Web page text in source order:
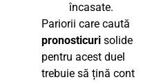
încasate.
Pariorii care caută
pronosticuri solide
pentru acest duel
trebuie să țină cont